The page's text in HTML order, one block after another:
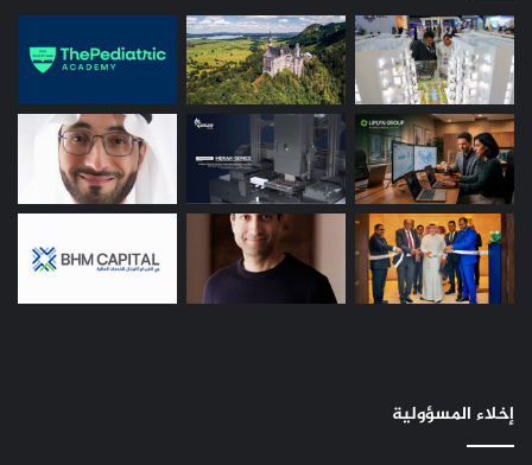
إخلاء المسؤولية